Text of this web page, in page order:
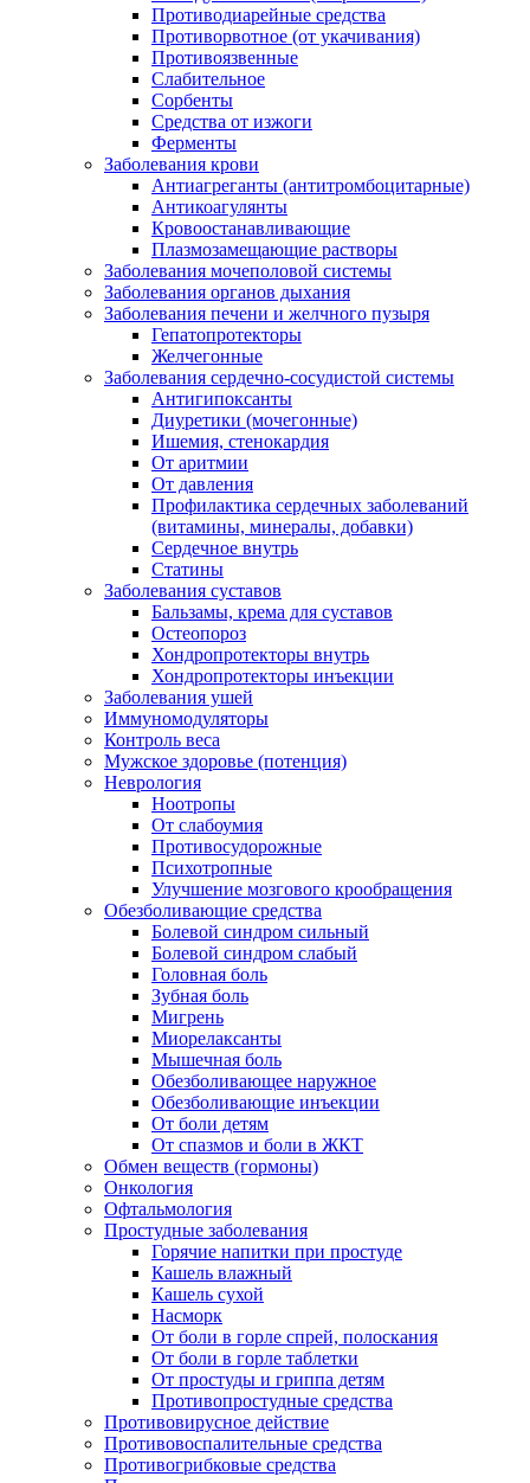
Противодиарейные средства
Противорвотное (от укачивания)
Противоязвенные
Слабительное
Сорбенты
Средства от изжоги
Ферменты
Заболевания крови
Антиагреганты (антитромбоцитарные)
Антикоагулянты
Кровоостанавливающие
Плазмозамещающие растворы
Заболевания мочеполовой системы
Заболевания органов дыхания
Заболевания печени и желчного пузыря
Гепатопротекторы
Желчегонные
Заболевания сердечно-сосудистой системы
Антигипоксанты
Диуретики (мочегонные)
Ишемия, стенокардия
От аритмии
От давления
Профилактика сердечных заболеваний
(витамины, минералы, добавки)
Сердечное внутрь
Статины
Заболевания суставов
Бальзамы, крема для суставов
Остеопороз
Хондропротекторы внутрь
Хондропротекторы инъекции
Заболевания ушей
Иммуномодуляторы
Контроль веса
Мужское здоровье (потенция)
Неврология
Ноотропы
От слабоумия
Противосудорожные
Психотропные
Улучшение мозгового крообращения
Обезболивающие средства
Болевой синдром сильный
Болевой синдром слабый
Головная боль
Зубная боль
Мигрень
Миорелаксанты
Мышечная боль
Обезболивающее наружное
Обезболивающие инъекции
От боли детям
От спазмов и боли в ЖКТ
Обмен веществ (гормоны)
Онкология
Офтальмология
Простудные заболевания
Горячие напитки при простуде
Кашель влажный
Кашель сухой
Насморк
От боли в горле спрей, полоскания
От боли в горле таблетки
От простуды и гриппа детям
Противопростудные средства
Противовирусное действие
Противовоспалительные средства
Противогрибковые средства